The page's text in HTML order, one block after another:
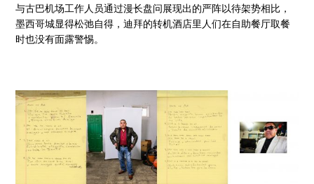
与古巴机场工作人员通过漫长盘问展现出的严阵以待架势相比，
墨西哥城显得松弛自得，迪拜的转机酒店里人们在自助餐厅取餐
时也没有面露警惕。